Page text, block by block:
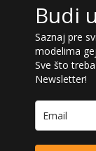
Budi
Saznaj pre
modelima
Sve što
Newsletter!